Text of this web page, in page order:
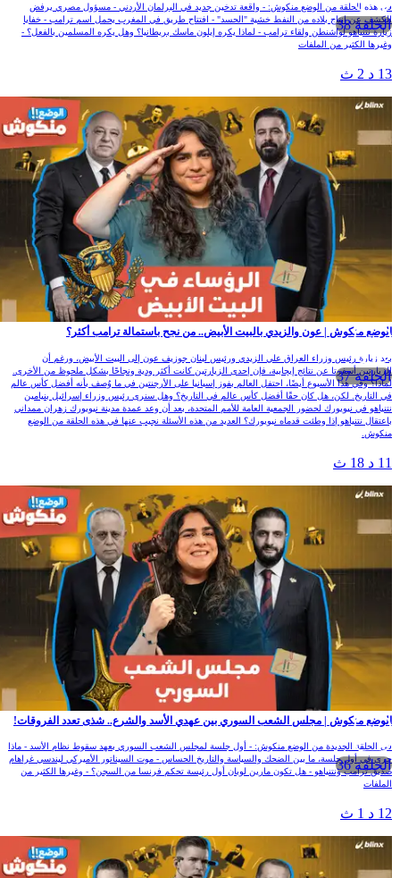
الحلقة 38
في هذه الحلقة من الوضع منكوش: - واقعة تدخين جديد في البرلمان الأردني - مسؤول مصري يرفض
الكشف عن انتاج بلاده من النفط خشية "الحسد" - افتتاح طريق في المغرب يحمل اسم ترامب - خفايا
زيارة نتنياهو لواشنطن ولقاء ترامب - لماذا يكره إيلون ماسك بريطانيا؟ وهل يكره المسلمين بالفعل؟ -
وغيرها الكثير من الملفات
13 د 2 ث
الحلقة 37
الوضع منكوش | عون والزيدي بالبيت الأبيض.. من نجح باستمالة ترامب أكثر؟
بعد زيارة رئيس وزراء العراق علي الزيدي ورئيس لبنان جوزيف عون إلى البيت الأبيض، ورغم أن
الزيارتين أسفرتا عن نتائج إيجابية، فإن إحدى الزيارتين كانت أكثر ودية ونجاحًا بشكل ملحوظ من الأخرى.
لماذا؟ وفي هذا الأسبوع أيضًا، احتفل العالم بفوز إسبانيا على الأرجنتين في ما وُصف بأنه أفضل كأس عالم
في التاريخ. لكن، هل كان حقًا أفضل كأس عالم في التاريخ؟ وهل سنرى رئيس وزراء إسرائيل بنيامين
نتنياهو في نيويورك لحضور الجمعية العامة للأمم المتحدة، بعد أن وعد عمدة مدينة نيويورك زهران ممداني
باعتقال نتنياهو إذا وطئت قدماه نيويورك؟ العديد من هذه الأسئلة نجيب عنها في هذه الحلقة من الوضع
منكوش.
11 د 18 ث
الحلقة 36
الوضع منكوش | مجلس الشعب السوري بين عهدي الأسد والشرع.. شذى تعدد الفروقات!
في الحلقة الجديدة من الوضع منكوش: - أول جلسة لمجلس الشعب السوري بعهد سقوط نظام الأسد - ماذا
جرى في أول جلسة، ما بين الضحك والسياسة والتاريخ الحساس - موت السيناتور الأميركي ليندسي غراهام
صديق ترامب ونتنياهو - هل تكون مارين لوبان أول رئيسة تحكم فرنسا من السجن؟ - وغيرها الكثير من
الملفات
12 د 1 ث